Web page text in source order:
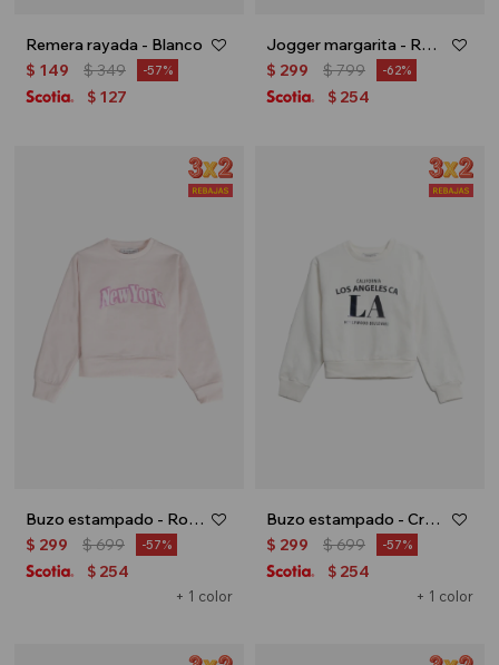
Remera rayada - Blanco
$ 149 $349 57
$ 127
Jogger margarita - Rosa palido
$ 299 $799 62
$ 254
Buzo estampado - Rosa palido
+ 1 color
$ 299 $699 57
$ 254
Buzo estampado - Crudo
+ 1 color
$ 299 $699 57
$ 254